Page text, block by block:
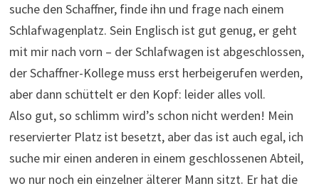
suche den Schaffner, finde ihn und frage nach einem
Schlafwagenplatz. Sein Englisch ist gut genug, er geht
mit mir nach vorn – der Schlafwagen ist abgeschlossen,
der Schaffner-Kollege muss erst herbeigerufen werden,
aber dann schüttelt er den Kopf: leider alles voll.
Also gut, so schlimm wird’s schon nicht werden! Mein
reservierter Platz ist besetzt, aber das ist auch egal, ich
suche mir einen anderen in einem geschlossenen Abteil,
wo nur noch ein einzelner älterer Mann sitzt. Er hat die